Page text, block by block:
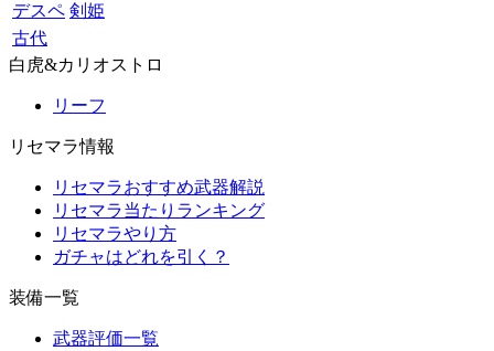
デスペ 剣姫
古代
白虎&カリオストロ
リーフ
リセマラ情報
リセマラおすすめ武器解説
リセマラ当たりランキング
リセマラやり方
ガチャはどれを引く？
装備一覧
武器評価一覧